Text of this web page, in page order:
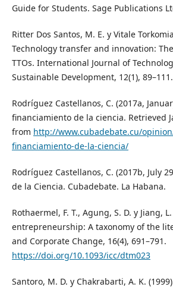
Guide for Students. Sage Publications
Ritter Dos Santos, M. E. y Vitale
Technology transfer and innovation:
TTOs. International Journal of
Sustainable Development, 12(1), 89–111.
Rodríguez Castellanos, C. (2017a,
financiamiento de la ciencia. Retrieved
from http://www.cubadebate.cu/
financiamiento-de-la-ciencia/
Rodríguez Castellanos, C. (2017b, July
de la Ciencia. Cubadebate. La Habana.
Rothaermel, F. T., Agung, S. D. y Jiang,
entrepreneurship: A taxonomy of the
and Corporate Change, 16(4), 691–791.
https://doi.org/10.1093/icc/dtm023
Santoro, M. D. y Chakrabarti, A. K.